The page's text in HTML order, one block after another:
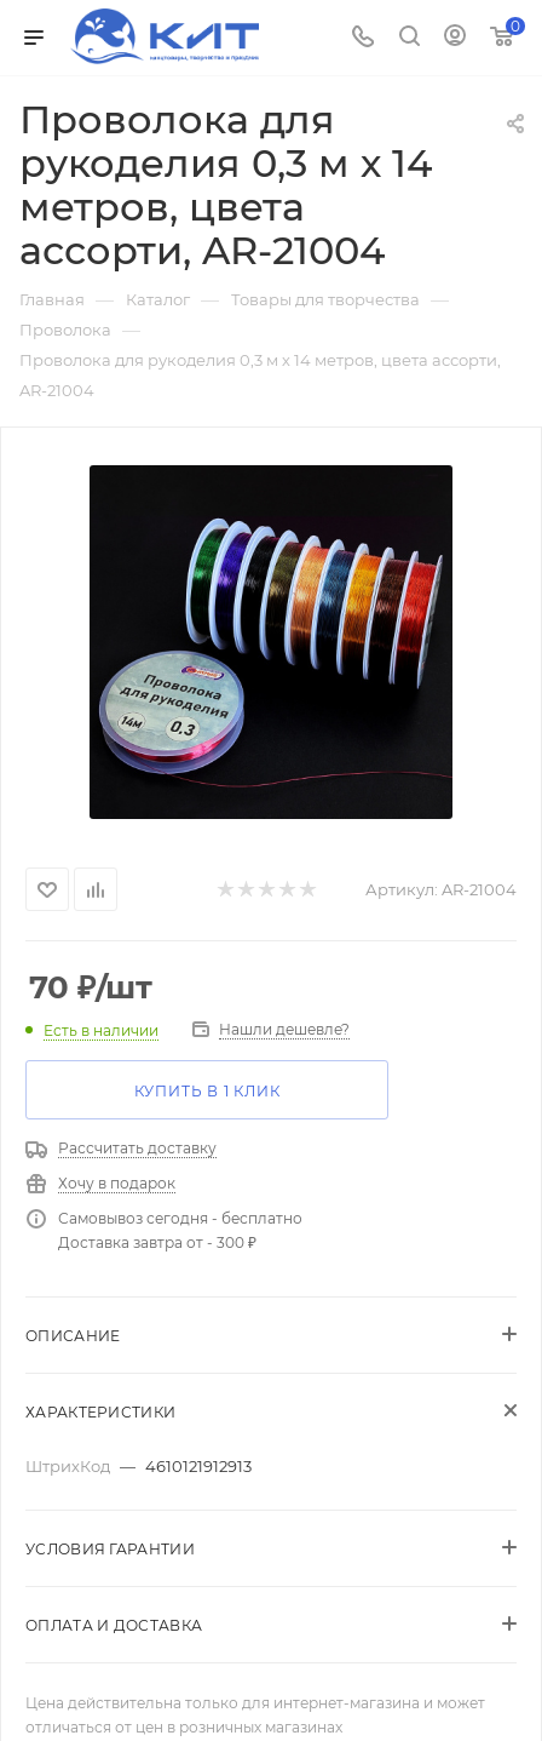
0
Проволока для
рукоделия 0,3 м х 14
метров, цвета
ассорти, AR-21004
Главная — Каталог — Товары для творчества —
Проволока —
Проволока для рукоделия 0,3 м х 14 метров, цвета ассорти,
AR-21004
Артикул: AR-21004
70 ₽/шт
Есть в наличии Нашли дешевле?
КУПИТЬ В 1 КЛИК
Рассчитать доставку
Хочу в подарок
Самовывоз сегодня - бесплатно
Доставка завтра от - 300 ₽
ОПИСАНИЕ
ХАРАКТЕРИСТИКИ
ШтрихКод — 4610121912913
УСЛОВИЯ ГАРАНТИИ
ОПЛАТА И ДОСТАВКА
Цена действительна только для интернет-магазина и может
отличаться от цен в розничных магазинах